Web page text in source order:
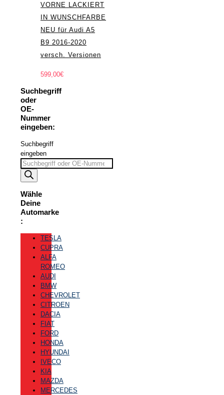
VORNE LACKIERT
IN WUNSCHFARBE
NEU für Audi A5
B9 2016-2020
versch. Versionen
599,00€
Suchbegriff
oder
OE-
Nummer
eingeben:
Suchbegriff
eingeben
Wähle
Deine
Automarke
:
TESLA
CUPRA
ALFA
ROMEO
AUDI
BMW
CHEVROLET
CITROEN
DACIA
FIAT
FORD
HONDA
HYUNDAI
IVECO
KIA
MAZDA
MERCEDES